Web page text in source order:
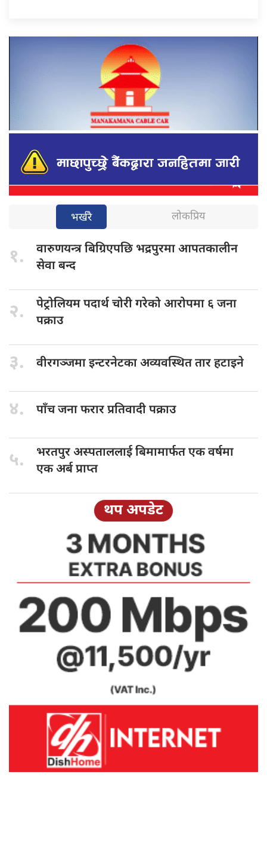
भर्खरै लोकप्रिय
१. वारुणयन्त्र बिग्रिएपछि भद्रपुरमा आपतकालीन
सेवा बन्द
२. पेट्रोलियम पदार्थचोरी गरेको आरोपमा ६ जना
पक्राउ
३. वीरगञ्जमा इन्टरनेटकाअव्यवस्थित तार हटाइने
४. पाँच जनाफरार प्रतिवादी पक्राउ
५. भरतपुर अस्पताललाईबिमामार्फत एक वर्षमा
एक अर्ब प्राप्त
थप अपडेट